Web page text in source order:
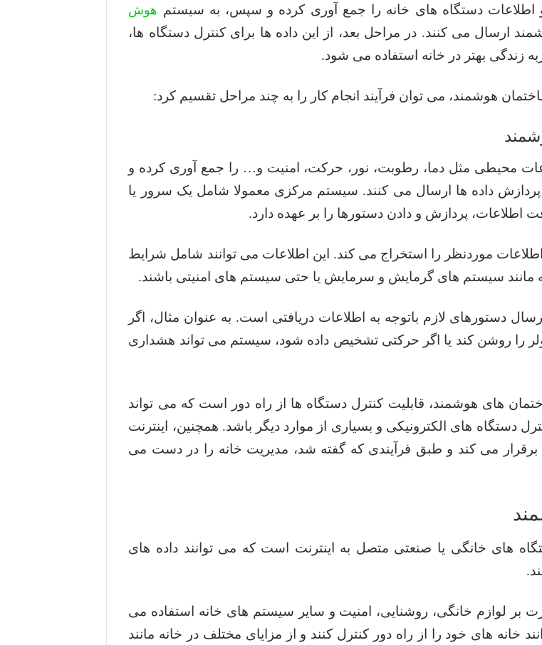
دستگاه های خانه را جمع آوری کرده و سپس، به سیستم هوش
ارسال می کنند. در مراحل بعد، از این داده ها برای کنترل دستگاه ها،
زندگی بهتر در خانه استفاده می شود.
هوشمند، می توان فرآیند انجام کار را به چند مراحل تقسیم کرد:
محیطی مثل دما، رطوبت، نور، حرکت، امنیت و… را جمع آوری کرده و
داده ها ارسال می کنند. سیستم مرکزی معمولا شامل یک سرور یا
اطلاعات، پردازش و دادن دستورها را بر عهده دارد.
موردنظر را استخراج می کند. این اطلاعات می توانند شامل شرایط
سیستم های گرمایش و سرمایش یا حتی سیستم های امنیتی باشند.
لازم باتوجه به اطلاعات دریافتی است. به عنوان مثال، اگر
را روشن کند یا اگر حرکتی تشخیص داده شود، سیستم می تواند هشداری
های هوشمند، قابلیت کنترل دستگاه ها از راه دور است که می تواند
های الکترونیکی و بسیاری از موارد دیگر باشد. همچنین، اینترنت
برقرار می کند و طبق فرآیندی که گفته شد، مدیریت خانه را در دست می
های خانگی یا صنعتی متصل به اینترنت است که می توانند داده های
بر لوازم خانگی، روشنایی، امنیت و سایر سیستم های خانه استفاده می
خانه های خود را از راه دور کنترل کنند و از مزایای مختلف در خانه مانند